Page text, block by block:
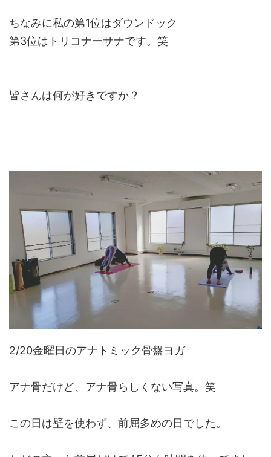
ちなみに私の第1位はダウンドック
第3位はトリコナーサナです。笑
皆さんは何が好きですか？
2/20金曜日のアナトミック骨盤ヨガ
アナ骨だけど、アナ骨らしくない写真。笑
この日は壁を使わず、前屈多めの日でした。